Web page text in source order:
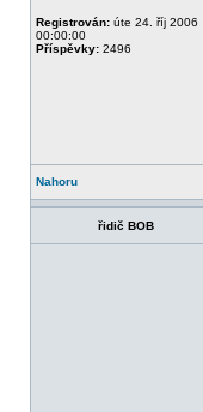
Registrován: úte 24. říj 2006
00:00:00
Příspěvky: 2496
Nahoru
řidič BOB